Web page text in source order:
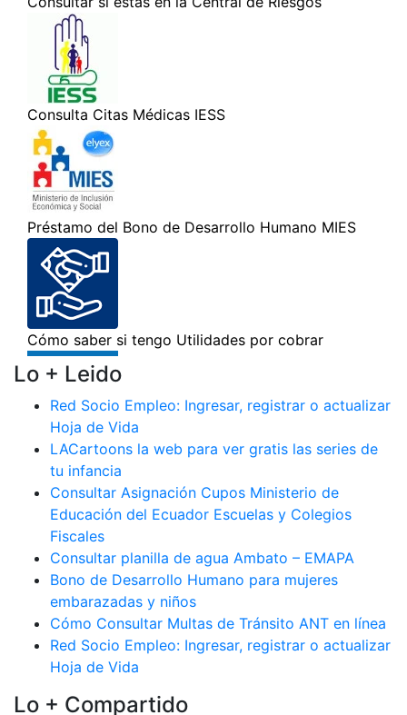
Lo + Leido
Red Socio Empleo: Ingresar, registrar o actualizar
Hoja de Vida
LACartoons la web para ver gratis las series de
tu infancia
Consultar Asignación Cupos Ministerio de
Educación del Ecuador Escuelas y Colegios
Fiscales
Consultar planilla de agua Ambato – EMAPA
Bono de Desarrollo Humano para mujeres
embarazadas y niños
Cómo Consultar Multas de Tránsito ANT en línea
Red Socio Empleo: Ingresar, registrar o actualizar
Hoja de Vida
Lo + Compartido